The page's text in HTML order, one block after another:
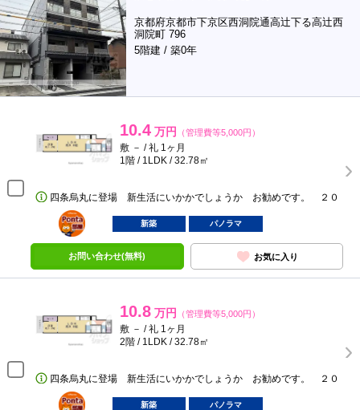
京都府京都市下京区西洞院通高辻下る高辻西
洞院町 796
5階建 / 築0年
10.4 万円 （管理費等5,000円）
敷 － / 礼 1ヶ月
1階 / 1LDK / 32.78㎡
四条烏丸に登場 新生活にいかかでしょうか お勧めです。 ２０
ポンタ
部屋
新築 パノラマ
お問い合わせ(無料) お気に入り
10.8 万円 （管理費等5,000円）
敷 － / 礼 1ヶ月
2階 / 1LDK / 32.78㎡
四条烏丸に登場 新生活にいかかでしょうか お勧めです。 ２０
ポンタ
部屋
新築 パノラマ